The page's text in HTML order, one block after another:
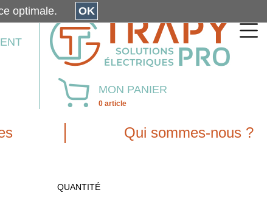
MON PANIER
0 article
Qui sommes-nous ?
QUANTITÉ
optimale. OK